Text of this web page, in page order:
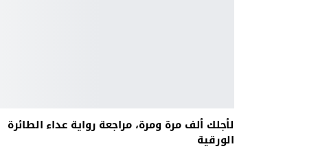
لأجلك ألف مرة ومرة، مراجعة رواية عداء الطائرة
الورقية